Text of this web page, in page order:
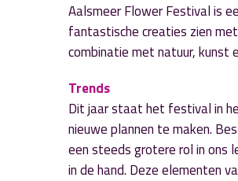
Aalsmeer Flower Festival is
fantastische creaties zien
combinatie met natuur, kunst
Trends
Dit jaar staat het festival in
nieuwe plannen te maken.
een steeds grotere rol in ons
in de hand. Deze elementen